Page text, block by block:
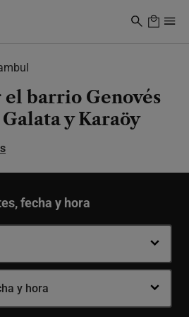
barrio Genovés
y Karaöy
fecha y hora
-
y hora